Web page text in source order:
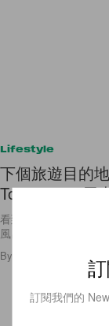
Lifestyle
下個旅遊目的
Tore Park，馬
看到這種夢幻住宿，
風呂、岩盤浴…🥰
By
訂閱我們的